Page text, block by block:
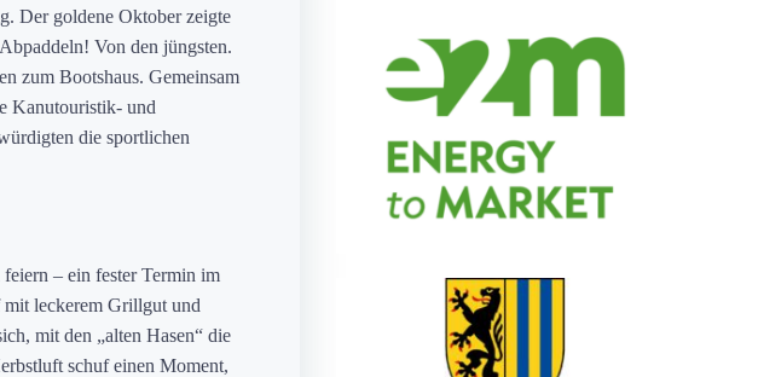
Der goldene Oktober zeigte
Von den jüngsten.
zum Bootshaus. Gemeinsam
Kanutouristik- und
die sportlichen
– ein fester Termin im
mit leckerem Grillgut und
mit den „alten Hasen“ die
schuf einen Moment,